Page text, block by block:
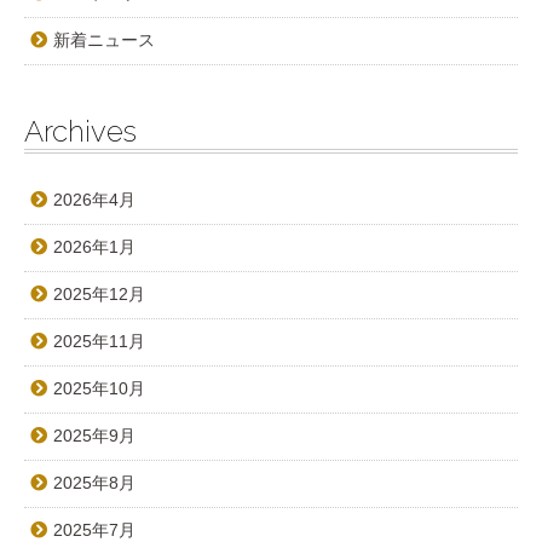
新着ニュース
Archives
2026年4月
2026年1月
2025年12月
2025年11月
2025年10月
2025年9月
2025年8月
2025年7月